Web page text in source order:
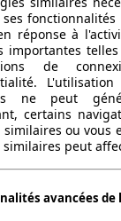
réponse à
importantes
de
ne peut
certains
ou vous
peut
avancées de